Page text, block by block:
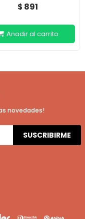
$ 891
novedades!
SUSCRIBIRME